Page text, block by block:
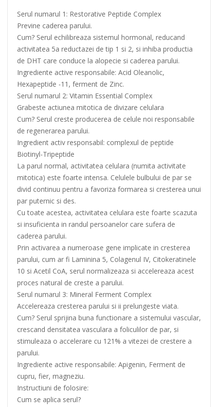
Serul numarul 1: Restorative Peptide Complex
Previne caderea parului.
Cum? Serul echilibreaza sistemul hormonal, reducand
activitatea 5a reductazei de tip 1 si 2, si inhiba productia
de DHT care conduce la alopecie si caderea parului.
Ingrediente active responsabile: Acid Oleanolic,
Hexapeptide -11, ferment de Zinc.
Serul numarul 2: Vitamin Essential Complex
Grabeste actiunea mitotica de divizare celulara
Cum? Serul creste producerea de celule noi responsabile
de regenerarea parului.
Ingredient activ responsabil: complexul de peptide
Biotinyl-Tripeptide
La parul normal, activitatea celulara (numita activitate
mitotica) este foarte intensa. Celulele bulbului de par se
divid continuu pentru a favoriza formarea si cresterea unui
par puternic si des.
Cu toate acestea, activitatea celulara este foarte scazuta
si insuficienta in randul persoanelor care sufera de
caderea parului.
Prin activarea a numeroase gene implicate in cresterea
parului, cum ar fi Laminina 5, Colagenul IV, Citokeratinele
10 si Acetil CoA, serul normalizeaza si accelereaza acest
proces natural de creste a parului.
Serul numarul 3: Mineral Ferment Complex
Accelereaza cresterea parului si ii prelungeste viata.
Cum? Serul sprijina buna functionare a sistemului vascular,
crescand densitatea vasculara a foliculilor de par, si
stimuleaza o accelerare cu 121% a vitezei de crestere a
parului.
Ingrediente active responsabile: Apigenin, Ferment de
cupru, fier, magneziu.
Instructiuni de folosire:
Cum se aplica serul?